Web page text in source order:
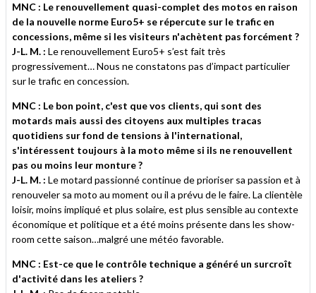
MNC : Le renouvellement quasi-complet des motos en raison
de la nouvelle norme Euro5+ se répercute sur le trafic en
concessions, même si les visiteurs n'achètent pas forcément ?
J-L. M. : Le renouvellement Euro5+ s’est fait très
progressivement… Nous ne constatons pas d’impact particulier
sur le trafic en concession.
MNC : Le bon point, c'est que vos clients, qui sont des
motards mais aussi des citoyens aux multiples tracas
quotidiens sur fond de tensions à l'international,
s'intéressent toujours à la moto même si ils ne renouvellent
pas ou moins leur monture ?
J-L. M. : Le motard passionné continue de prioriser sa passion et à
renouveler sa moto au moment ou il a prévu de le faire. La clientèle
loisir, moins impliqué et plus solaire, est plus sensible au contexte
économique et politique et a été moins présente dans les show-
room cette saison…malgré une météo favorable.
MNC : Est-ce que le contrôle technique a généré un surcroît
d'activité dans les ateliers ?